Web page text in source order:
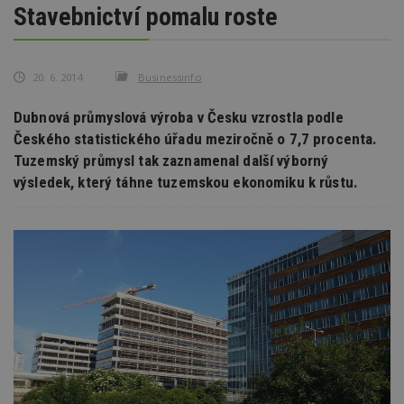
Stavebnictví pomalu roste
20. 6. 2014 Businessinfo
Dubnová průmyslová výroba v Česku vzrostla podle
Českého statistického úřadu meziročně o 7,7 procenta.
Tuzemský průmysl tak zaznamenal další výborný
výsledek, který táhne tuzemskou ekonomiku k růstu.